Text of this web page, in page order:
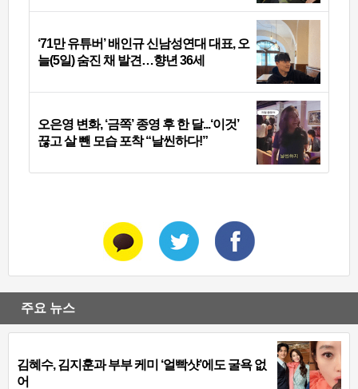
‘71만 유튜버’ 배인규 신남성연대 대표, 오
늘(5일) 숨진 채 발견…향년 36세
오은영 변화, ‘금쪽’ 종영 후 한 달...‘이것’
끊고 살 뺀 모습 포착 “날씬하다!”
주요 뉴스
김혜수, 김지훈과 부부 케미 ‘얼빡샷’에도 굴욕 없
어